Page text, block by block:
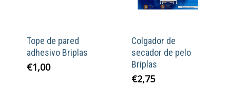
Tope de pared
adhesivo Briplas
€1,00
Colgador de
secador de pelo
Briplas
€2,75